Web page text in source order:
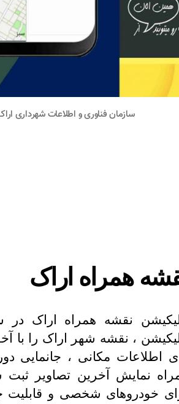
سازمان فناوری و اطلاعات شهرداری
همراه اراک
، نقشه شهر اراک را با
اطلاعات مکانی ، جانمایی
نمایش آخرین تصاویر ثبت
خودروهای شخصی و قابلیت